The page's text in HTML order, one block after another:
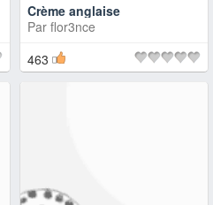
Crème anglaise
Par flor3nce
463